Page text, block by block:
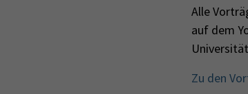
Alle
auf dem
Zu den